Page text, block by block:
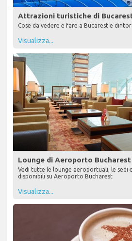
Attrazioni turistiche di
Cose da vedere e fare a Bucarest e
Visualizza...
Lounge di Aeroporto Bucharest
Vedi tutte le lounge aeroportuali, le sedi
disponibili su Aeroporto Bucharest
Visualizza...